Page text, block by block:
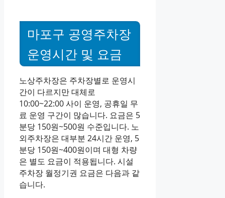
마포구 공영주차장
운영시간 및 요금
노상주차장은 주차장별로 운영시
간이 다르지만 대체로
10:00~22:00 사이 운영, 공휴일 무
료 운영 구간이 많습니다. 요금은 5
분당 150원~500원 수준입니다. 노
외주차장은 대부분 24시간 운영, 5
분당 150원~400원이며 대형 차량
은 별도 요금이 적용됩니다. 시설
주차장 월정기권 요금은 다음과 같
습니다.